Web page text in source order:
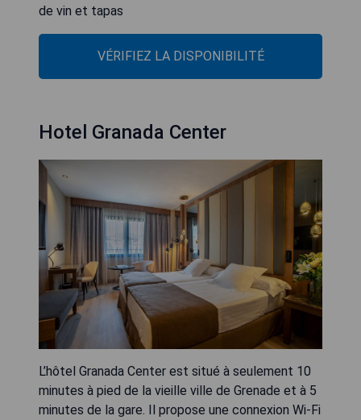
de vin et tapas
VÉRIFIEZ LA DISPONIBILITÉ
Hotel Granada Center
L’hôtel Granada Center est situé à seulement 10
minutes à pied de la vieille ville de Grenade et à 5
minutes de la gare. Il propose une connexion Wi-Fi